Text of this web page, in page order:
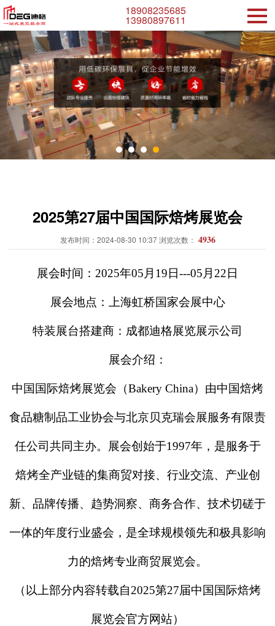
18908235685
13980897611
2025第27届中国国际焙烤展览会
发布时间：2024-08-30 10:37 浏览次数： 4936
展会时间： 2025年05月19 日---05月 22 日
展会地点：上海虹桥国家会展中心
特装展台搭建商：成都迪格展览展示公司
展会介绍：
中国国际焙烤展览会（Bakery China）由中国焙烤
食品糖制品工业协会与北京贝克瑞会展服务有限责
任公司共同主办。展会创始于1997年，是服务于
焙烤全产业链的集商贸对接、行业交流、产业创
新、品牌传播、趋势洞察、商务合作、技术切磋于
一体的年度行业盛会，是全球规模领先和极具影响
力的焙烤专业商贸展览会。
（以上部分内容转载自2025第27届中国国际焙烤
展览会官方网站）